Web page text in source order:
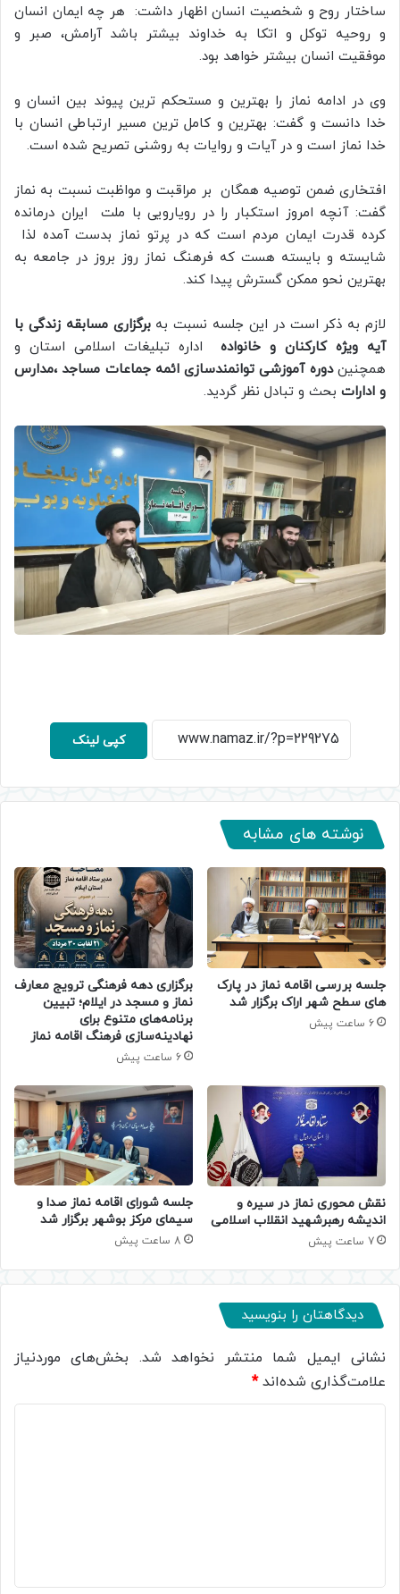
ساختار روح و شخصیت انسان اظهار داشت: هر چه ایمان انسان
و روحیه توکل و اتکا به خداوند بیشتر باشد آرامش، صبر و
موفقیت انسان بیشتر خواهد بود.
وی در ادامه نماز را بهترین و مستحکم ترین پیوند بین انسان و
خدا دانست و گفت: بهترین و کامل ترین مسیر ارتباطی انسان با
خدا نماز است و در آیات و روایات به روشنی تصریح شده است.
افتخاری ضمن توصیه همگان بر مراقبت و مواظبت نسبت به نماز
گفت: آنچه امروز استکبار را در رویارویی با ملت ایران درمانده
کرده قدرت ایمان مردم است که در پرتو نماز بدست آمده لذا
شایسته و بایسته هست که فرهنگ نماز روز بروز در جامعه به
بهترین نحو ممکن گسترش پیدا کند.
لازم به ذکر است در این جلسه نسبت بهبرگزاری مسابقه زندگی با
آیه ویژه کارکنان و خانواده اداره تبلیغات اسلامی استان و
همچنیندوره آموزشی توانمندسازی ائمه جماعات مساجد ،مدارس
و ادارات بحث و تبادل نظر گردید.
کپی لینک
نوشته های مشابه
جلسه بررسی اقامه نماز در پارک
های سطح شهر اراک برگزار شد
6 ساعت پیش
برگزاری دهه فرهنگی ترویج معارف
نماز و مسجد در ایلام؛ تبیین
برنامه‌های متنوع برای
نهادینه‌سازی فرهنگ اقامه نماز
6 ساعت پیش
نقش محوری نماز در سیره و
اندیشه رهبرشهید انقلاب اسلامی
7 ساعت پیش
جلسه شورای اقامه نماز صدا و
سیمای مرکز بوشهر برگزار شد
8 ساعت پیش
دیدگاهتان را بنویسید
نشانی ایمیل شما منتشر نخواهد شد. بخش‌های موردنیاز
علامت‌گذاری شده‌اند*